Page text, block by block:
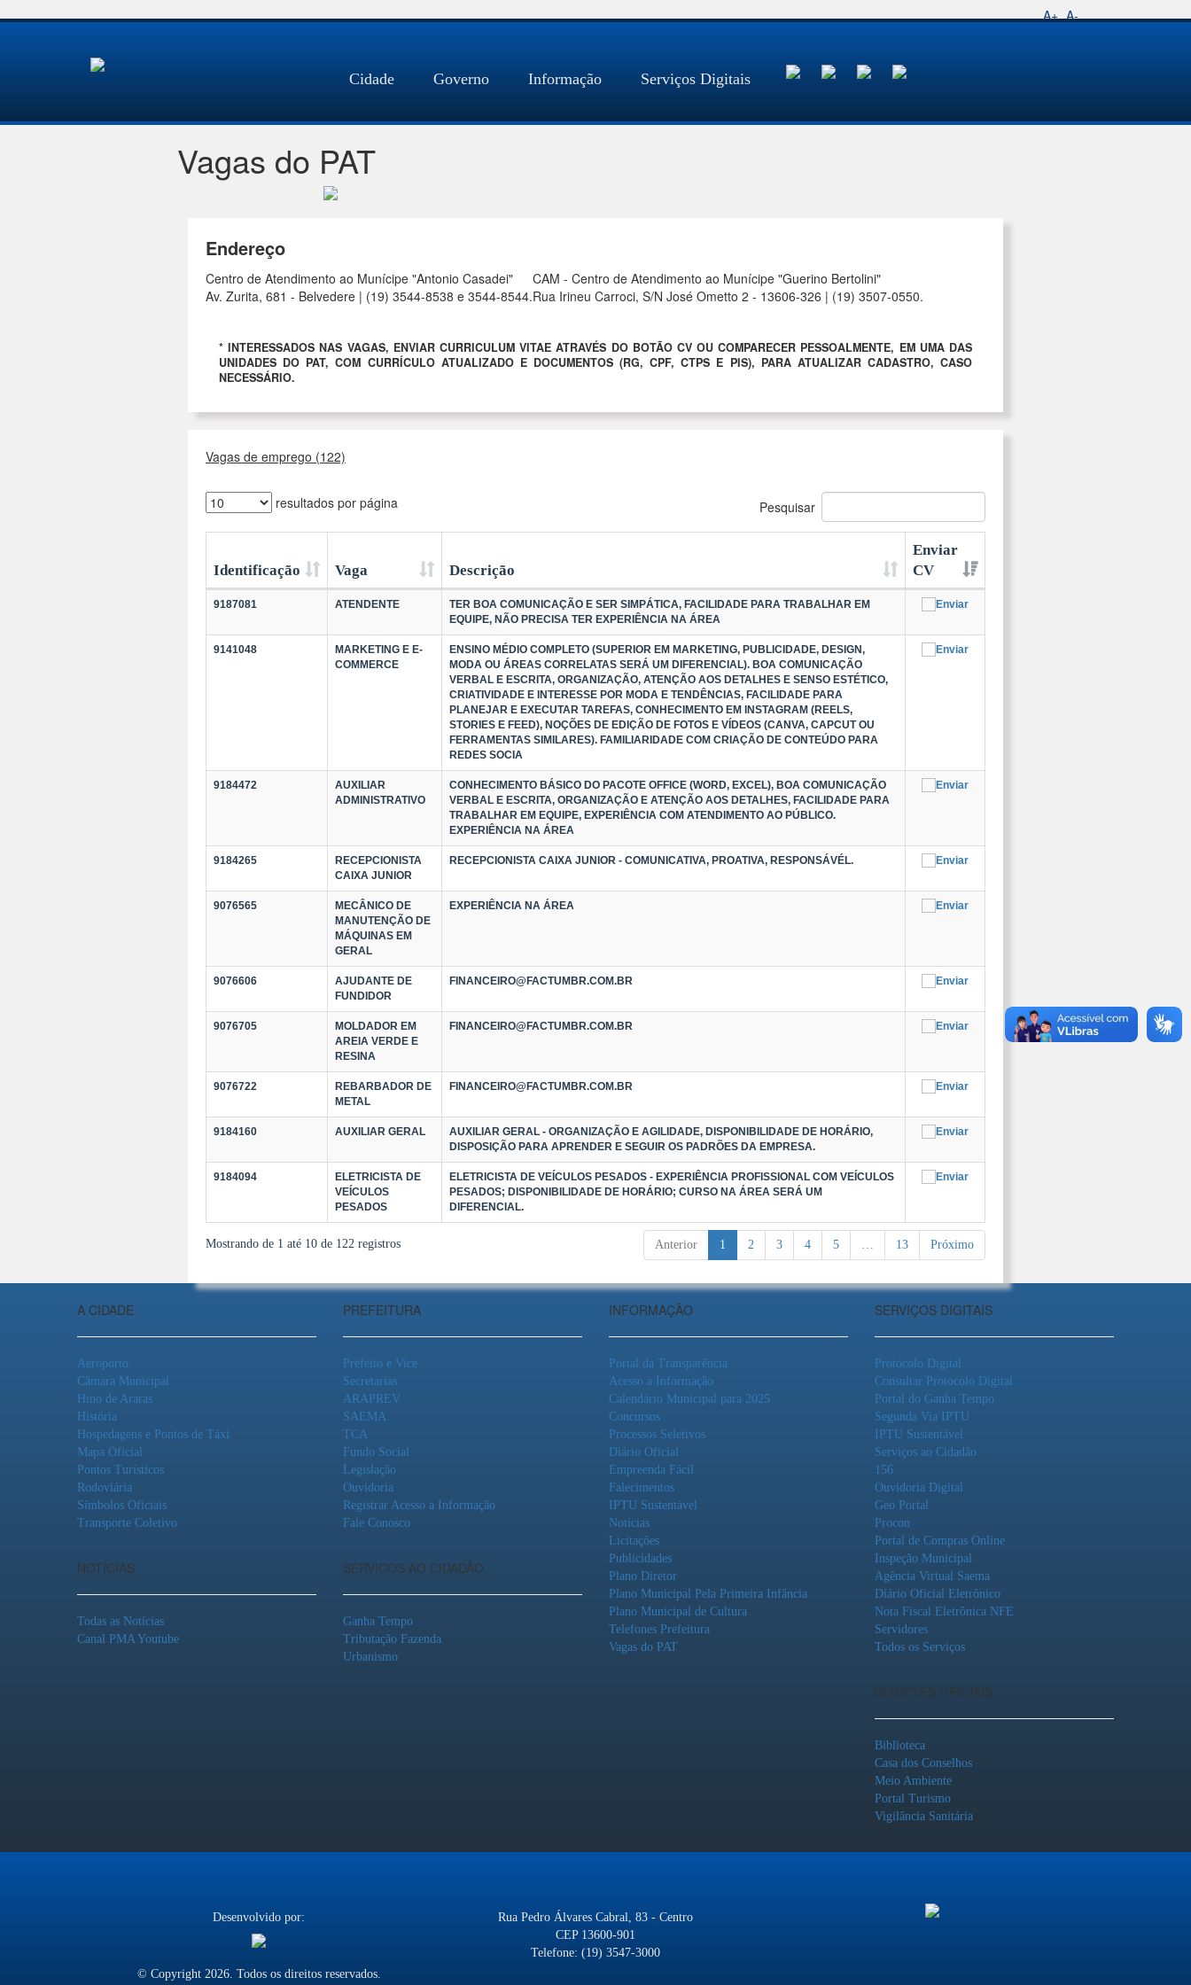
A+ A-
Cidade Governo Informação Serviços Digitais
Vagas do PAT
Endereço
Centro de Atendimento ao Munícipe "Antonio Casadei"
Av. Zurita, 681 - Belvedere | (19) 3544-8538 e 3544-8544.
CAM - Centro de Atendimento ao Munícipe "Guerino Bertolini"
Rua Irineu Carroci, S/N José Ometto 2 - 13606-326 | (19) 3507-0550.
* INTERESSADOS NAS VAGAS, ENVIAR CURRICULUM VITAE ATRAVÉS DO BOTÃO CV OU COMPARECER PESSOALMENTE, EM UMA DAS
UNIDADES DO PAT, COM CURRÍCULO ATUALIZADO E DOCUMENTOS (RG, CPF, CTPS E PIS), PARA ATUALIZAR CADASTRO, CASO
NECESSÁRIO.
Vagas de emprego (122)
resultados por página Pesquisar
Identificação Vaga Descrição
Enviar
CV
9187081 ATENDENTE
TER BOA COMUNICAÇÃO E SER SIMPÁTICA, FACILIDADE PARA TRABALHAR EM
EQUIPE, NÃO PRECISA TER EXPERIÊNCIA NA ÁREA
9141048
MARKETING E E-
COMMERCE
ENSINO MÉDIO COMPLETO (SUPERIOR EM MARKETING, PUBLICIDADE, DESIGN,
MODA OU ÁREAS CORRELATAS SERÁ UM DIFERENCIAL). BOA COMUNICAÇÃO
VERBAL E ESCRITA, ORGANIZAÇÃO, ATENÇÃO AOS DETALHES E SENSO ESTÉTICO,
CRIATIVIDADE E INTERESSE POR MODA E TENDÊNCIAS, FACILIDADE PARA
PLANEJAR E EXECUTAR TAREFAS, CONHECIMENTO EM INSTAGRAM (REELS,
STORIES E FEED), NOÇÕES DE EDIÇÃO DE FOTOS E VÍDEOS (CANVA, CAPCUT OU
FERRAMENTAS SIMILARES). FAMILIARIDADE COM CRIAÇÃO DE CONTEÚDO PARA
REDES SOCIA
9184472
AUXILIAR
ADMINISTRATIVO
CONHECIMENTO BÁSICO DO PACOTE OFFICE (WORD, EXCEL), BOA COMUNICAÇÃO
VERBAL E ESCRITA, ORGANIZAÇÃO E ATENÇÃO AOS DETALHES, FACILIDADE PARA
TRABALHAR EM EQUIPE, EXPERIÊNCIA COM ATENDIMENTO AO PÚBLICO.
EXPERIÊNCIA NA ÁREA
9184265
RECEPCIONISTA
CAIXA JUNIOR
RECEPCIONISTA CAIXA JUNIOR - COMUNICATIVA, PROATIVA, RESPONSÁVÉL.
9076565
MECÂNICO DE
MANUTENÇÃO DE
MÁQUINAS EM
GERAL
EXPERIÊNCIA NA ÁREA
9076606
AJUDANTE DE
FUNDIDOR
FINANCEIRO@FACTUMBR.COM.BR
9076705
MOLDADOR EM
AREIA VERDE E
RESINA
FINANCEIRO@FACTUMBR.COM.BR
9076722
REBARBADOR DE
METAL
FINANCEIRO@FACTUMBR.COM.BR
9184160 AUXILIAR GERAL
AUXILIAR GERAL - ORGANIZAÇÃO E AGILIDADE, DISPONIBILIDADE DE HORÁRIO,
DISPOSIÇÃO PARA APRENDER E SEGUIR OS PADRÕES DA EMPRESA.
9184094
ELETRICISTA DE
VEÍCULOS
PESADOS
ELETRICISTA DE VEÍCULOS PESADOS - EXPERIÊNCIA PROFISSIONAL COM VEÍCULOS
PESADOS; DISPONIBILIDADE DE HORÁRIO; CURSO NA ÁREA SERÁ UM
DIFERENCIAL.
Mostrando de 1 até 10 de 122 registros Anterior 1 2 3 4 5 … 13 Próximo
A CIDADE
Aeroporto
Câmara Municipal
Hino de Araras
História
Hospedagens e Pontos de Táxi
Mapa Oficial
Pontos Turísticos
Rodoviária
Símbolos Oficiais
Transporte Coletivo
NOTÍCIAS
Todas as Notícias
Canal PMA Youtube
PREFEITURA
Prefeito e Vice
Secretarias
ARAPREV
SAEMA
TCA
Fundo Social
Legislação
Ouvidoria
Registrar Acesso a Informação
Fale Conosco
SERVIÇOS AO CIDADÃO
Ganha Tempo
Tributação Fazenda
Urbanismo
INFORMAÇÃO
Portal da Transparência
Acesso a Informação
Calendário Municipal para 2025
Concursos
Processos Seletivos
Diário Oficial
Empreenda Fácil
Falecimentos
IPTU Sustentável
Notícias
Licitações
Publicidades
Plano Diretor
Plano Municipal Pela Primeira Infância
Plano Municipal de Cultura
Telefones Prefeitura
Vagas do PAT
SERVIÇOS DIGITAIS
Protocolo Digital
Consultar Protocolo Digital
Portal do Ganha Tempo
Segunda Via IPTU
IPTU Sustentável
Serviços ao Cidadão
156
Ouvidoria Digital
Geo Portal
Procon
Portal de Compras Online
Inspeção Municipal
Agência Virtual Saema
Diário Oficial Eletrônico
Nota Fiscal Eletrônica NFE
Servidores
Todos os Serviços
HOTSITES OFICIAIS
Biblioteca
Casa dos Conselhos
Meio Ambiente
Portal Turismo
Vigilância Sanitária
Desenvolvido por:
© Copyright 2026. Todos os direitos reservados.
Rua Pedro Álvares Cabral, 83 - Centro
CEP 13600-901
Telefone: (19) 3547-3000